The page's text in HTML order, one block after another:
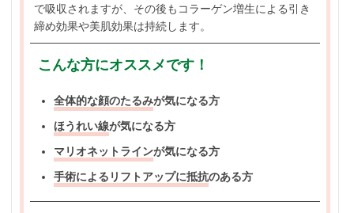
で吸収されますが、その後もコラーゲン増生による引き
締め効果や美肌効果は持続します。
こんな方にオススメです！
全体的な顔のたるみが気になる方
ほうれい線が気になる方
マリオネットラインが気になる方
手術によるリフトアップに抵抗のある方